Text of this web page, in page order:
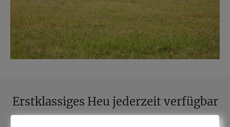
Erstklassiges Heu jederzeit verfügbar